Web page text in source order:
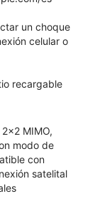
un choque
celular o
recargable
MIMO,
modo de
con
satelital